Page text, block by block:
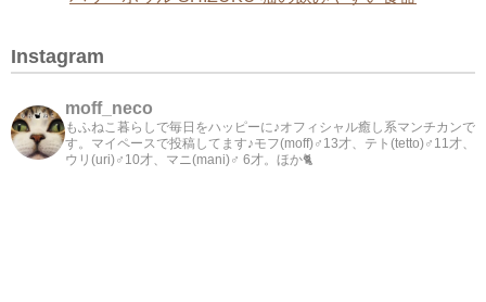
Instagram
moff_neco
もふねこ暮らしで毎日をハッピーに♪オフィシャル癒し系マンチカンで
す。マイペースで投稿してます♪モフ(moff)♂13才、テト(tetto)♂11才、
ウリ(uri)♂10才、マニ(mani)♂ 6才。ほか🐈